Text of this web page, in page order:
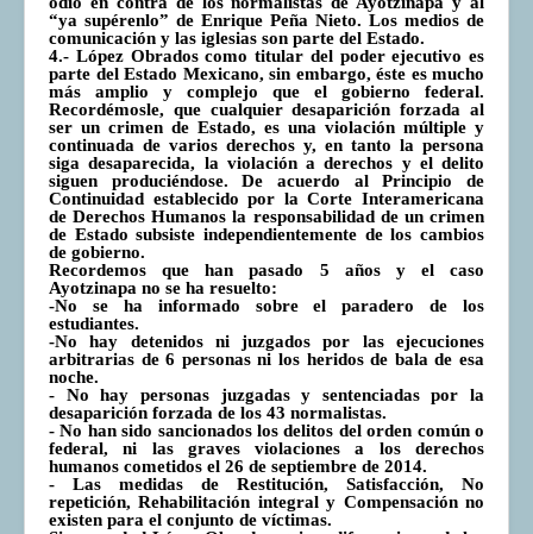
“ya supérenlo” de Enrique Peña Nieto. Los medios de
comunicación y las iglesias son parte del Estado.
4.- López Obrados como titular del poder ejecutivo es
parte del Estado Mexicano, sin embargo, éste es mucho
más amplio y complejo que el gobierno federal.
Recordémosle, que cualquier desaparición forzada al
ser un crimen de Estado, es una violación múltiple y
continuada de varios derechos y, en tanto la persona
siga desaparecida, la violación a derechos y el delito
siguen produciéndose. De acuerdo al Principio de
Continuidad establecido por la Corte Interamericana
de Derechos Humanos la responsabilidad de un crimen
de Estado subsiste independientemente de los cambios
de gobierno.
Recordemos que han pasado 5 años y el caso
Ayotzinapa no se ha resuelto:
-No se ha informado sobre el paradero de los
estudiantes.
-No hay detenidos ni juzgados por las ejecuciones
arbitrarias de 6 personas ni los heridos de bala de esa
noche.
- No hay personas juzgadas y sentenciadas por la
desaparición forzada de los 43 normalistas.
- No han sido sancionados los delitos del orden común o
federal, ni las graves violaciones a los derechos
humanos cometidos el 26 de septiembre de 2014.
- Las medidas de Restitución, Satisfacción, No
repetición, Rehabilitación integral y Compensación no
existen para el conjunto de víctimas.